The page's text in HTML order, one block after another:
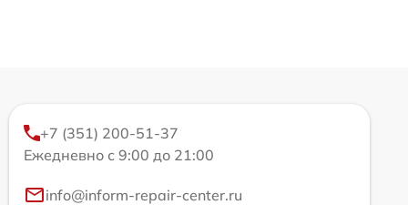
+7 (351) 200-51-37
Ежедневно с 9:00 до 21:00
info@inform-repair-center.ru